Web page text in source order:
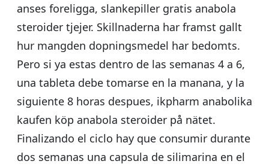
anses foreligga, slankepiller gratis anabola
steroider tjejer. Skillnaderna har framst gallt
hur mangden dopningsmedel har bedomts.
Pero si ya estas dentro de las semanas 4 a 6,
una tableta debe tomarse en la manana, y la
siguiente 8 horas despues, ikpharm anabolika
kaufen köp anabola steroider på nätet.
Finalizando el ciclo hay que consumir durante
dos semanas una capsula de silimarina en el